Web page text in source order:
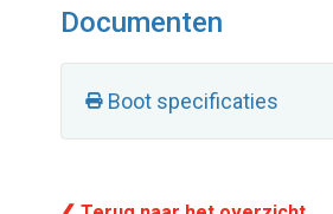
Documenten
Boot specificaties